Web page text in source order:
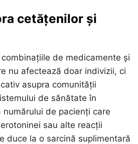
cetățenilor și
de medicamente și
nu afectează doar indivizii, ci
asupra comunității
de sănătate în
numărului de pacienți care
sau alte reacții
duce la o sarcină suplimentară